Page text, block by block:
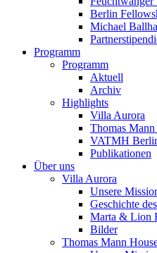
Berlin
Michael
Programm
Programm
Aktuell
Archiv
Highlights
Villa Aurora
Thomas
VATMH
Publikationen
Über uns
Villa Aurora
Unsere
Geschichte
Marta & Lion
Bilder
Thomas Mann